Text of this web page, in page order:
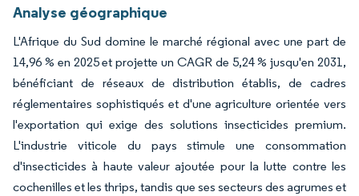
Analyse géographique
L'Afrique du Sud domine le marché régional avec une part de
14,96 % en 2025 et projette un CAGR de 5,24 % jusqu'en 2031,
bénéficiant de réseaux de distribution établis, de cadres
réglementaires sophistiqués et d'une agriculture orientée vers
l'exportation qui exige des solutions insecticides premium.
L'industrie viticole du pays stimule une consommation
d'insecticides à haute valeur ajoutée pour la lutte contre les
cochenilles et les thrips, tandis que ses secteurs des agrumes et